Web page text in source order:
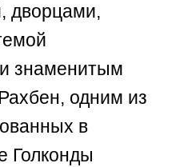
дворцами,
знаменитым
одним из
в
Голконды